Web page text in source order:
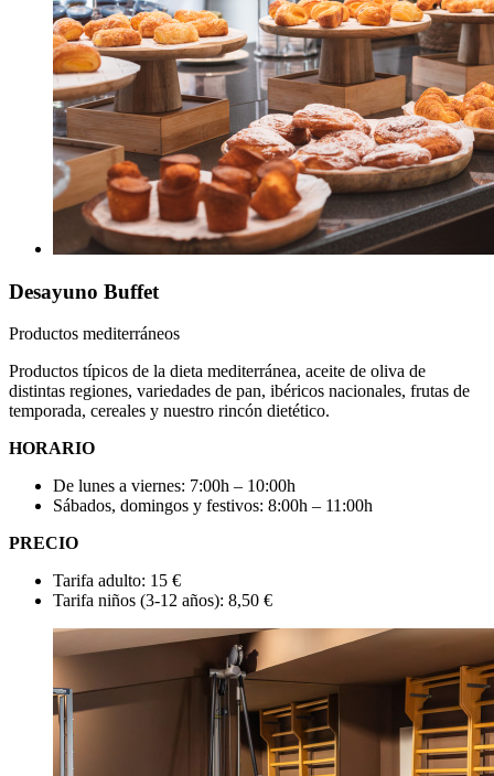
Desayuno Buffet
Productos mediterráneos
Productos típicos de la dieta mediterránea, aceite de oliva de
distintas regiones, variedades de pan, ibéricos nacionales, frutas de
temporada, cereales y nuestro rincón dietético.
HORARIO
De lunes a viernes: 7:00h – 10:00h
Sábados, domingos y festivos: 8:00h – 11:00h
PRECIO
Tarifa adulto: 15 €
Tarifa niños (3-12 años): 8,50 €